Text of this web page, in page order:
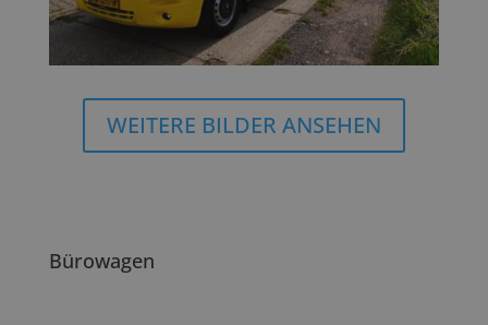
WEITERE BILDER ANSEHEN
Bürowagen